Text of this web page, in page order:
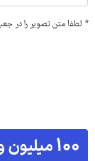
* لطفا متن تصویر را در